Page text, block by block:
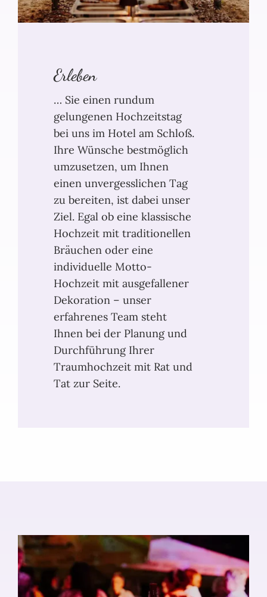
Erleben
… Sie einen rundum
gelungenen Hochzeitstag
bei uns im Hotel am Schloß.
Ihre Wünsche bestmöglich
umzusetzen, um Ihnen
einen unvergesslichen Tag
zu bereiten, ist dabei unser
Ziel. Egal ob eine klassische
Hochzeit mit traditionellen
Bräuchen oder eine
individuelle Motto-
Hochzeit mit ausgefallener
Dekoration – unser
erfahrenes Team steht
Ihnen bei der Planung und
Durchführung Ihrer
Traumhochzeit mit Rat und
Tat zur Seite.